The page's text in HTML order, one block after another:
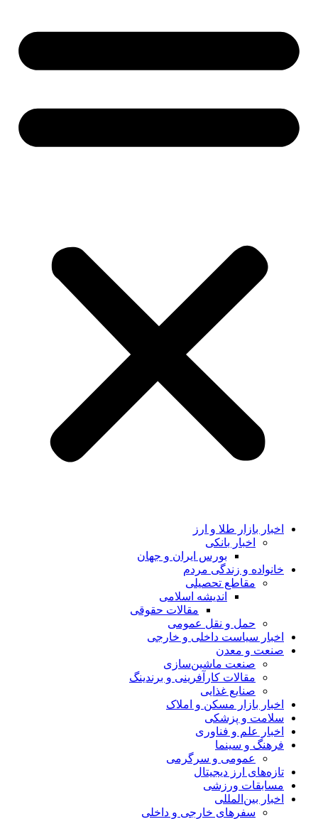
اخبار بازار طلا و ارز
اخبار بانکی
بورس ایران و جهان
خانواده و زندگی مردم
مقاطع تحصیلی
اندیشه اسلامی
مقالات حقوقی
حمل و نقل عمومی
اخبار سیاست داخلی و خارجی
صنعت و معدن
صنعت ماشین‌سازی
مقالات کارآفرینی و برندینگ
صنایع غذایی
اخبار بازار مسکن و املاک
سلامت و پزشکی
اخبار علم و فناوری
فرهنگ و سینما
عمومی و سرگرمی
تازه‌های ارز دیجیتال
مسابقات ورزشی
اخبار بین‌المللی
سفرهای خارجی و داخلی